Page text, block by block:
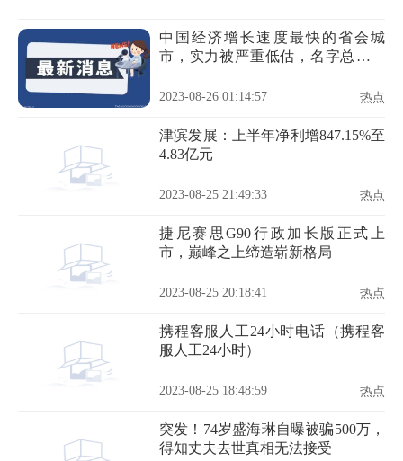
中国经济增长速度最快的省会城
市，实力被严重低估，名字总被调
2023-08-26 01:14:57 热点
津滨发展：上半年净利增847.15%至
4.83亿元
2023-08-25 21:49:33 热点
捷尼赛思G90行政加长版正式上
市，巅峰之上缔造崭新格局
2023-08-25 20:18:41 热点
携程客服人工24小时电话（携程客
服人工24小时）
2023-08-25 18:48:59 热点
突发！74岁盛海琳自曝被骗500万，
得知丈夫去世真相无法接受